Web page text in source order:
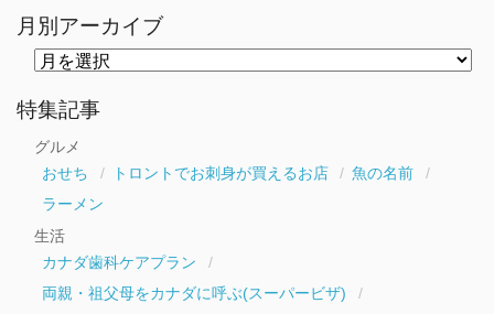
月別アーカイブ
ー
カ
特集記事
グルメ
おせち
トロントでお刺身が買えるお店
魚の名前
ラーメン
生活
カナダ歯科ケアプラン
両親・祖父母をカナダに呼ぶ(スーパービザ)